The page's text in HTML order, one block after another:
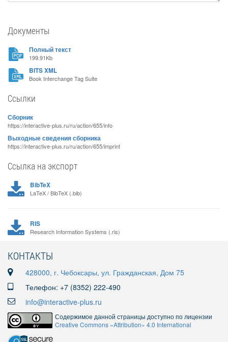
Документы
Полный текст
199.91Kb
BITS XML
Book Interchange Tag Suite
Ссылки
Сборник
https://interactive-plus.ru/ru/action/655/info
Выходные сведения сборника
https://interactive-plus.ru/ru/action/655/imprint
Ссылка на экспорт
BibTeX
LaTeX / BibTeX (.bib)
RIS
Research Information Systems (.ris)
КОНТАКТЫ
428000, г. Чебоксары, ул. Гражданская, Дом 75
Телефон: +7 (8352) 222-490
info@interactive-plus.ru
Содержимое данной страницы доступно по лицензии
Creative Commons «Attribution» 4.0 International